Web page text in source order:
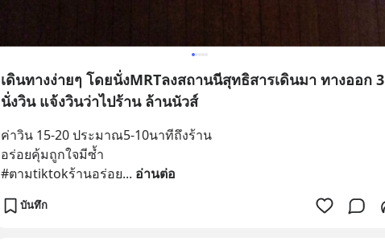
เดินทางง่ายๆ โดยนั่งMRTลงสถานนีสุทธิสารเดินมา ทางออก 3
นั่งวิน แจ้งวินว่าไปร้าน ล้านนัวส์
ค่าวิน 15-20 ประมาณ5-10นาทีถึงร้าน
อร่อยคุ้มถูกใจมีซ้ำ
#ตามtiktokร้านอร่อย... อ่านต่อ
บันทึก